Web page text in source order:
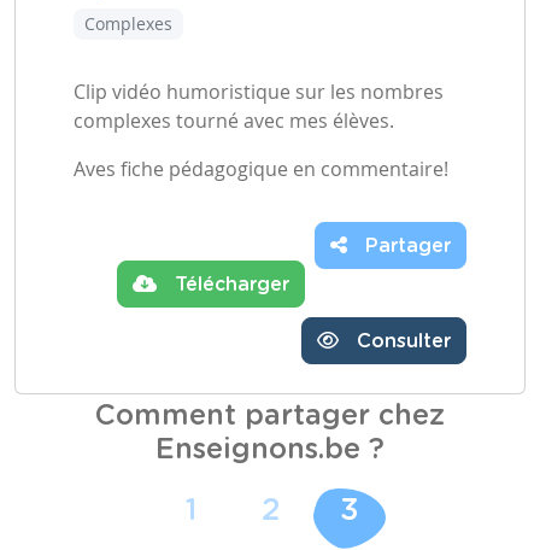
Complexes
Clip vidéo humoristique sur les nombres
complexes tourné avec mes élèves.
Aves fiche pédagogique en commentaire!
Télécharger
Partager
Consulter
Comment partager chez
Enseignons.be ?
1 2 3